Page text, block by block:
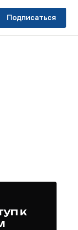
Подписаться
к